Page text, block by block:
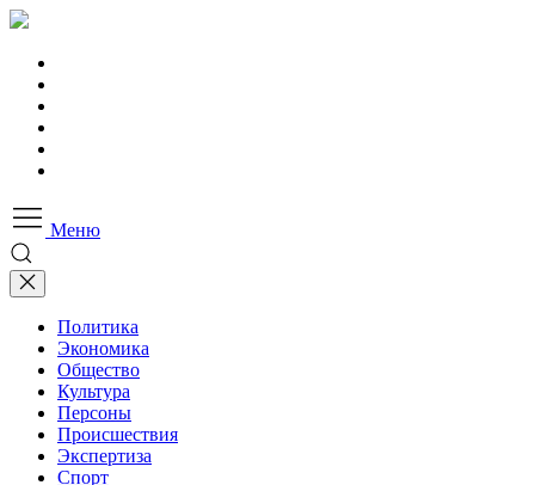
Меню
Политика
Экономика
Общество
Культура
Персоны
Происшествия
Экспертиза
Спорт